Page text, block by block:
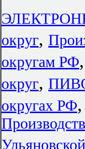
округ,
округам РФ,
округ,
округах РФ,